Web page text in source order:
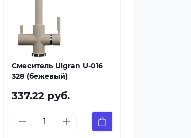
Смеситель Ulgran U-016
328 (бежевый)
337.22 руб.